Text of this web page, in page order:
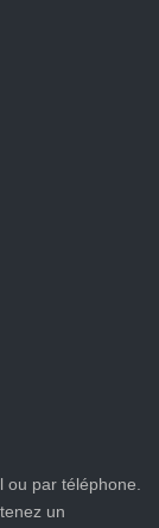
par téléphone.
un